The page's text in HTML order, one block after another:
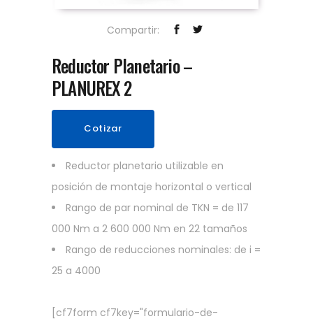
Compartir:
Reductor Planetario –
PLANUREX 2
Cotizar
Reductor planetario utilizable en
posición de montaje horizontal o vertical
Rango de par nominal de TKN = de 117
000 Nm a 2 600 000 Nm en 22 tamaños
Rango de reducciones nominales: de i =
25 a 4000
[cf7form cf7key="formulario-de-